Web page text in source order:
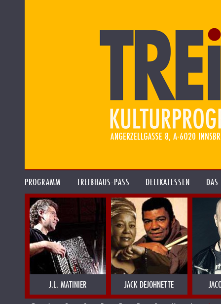
PROGRAMM TREIBHAUS-PASS DELIKATESSEN
J.L. MATINIER JACK DEJOHNETTE